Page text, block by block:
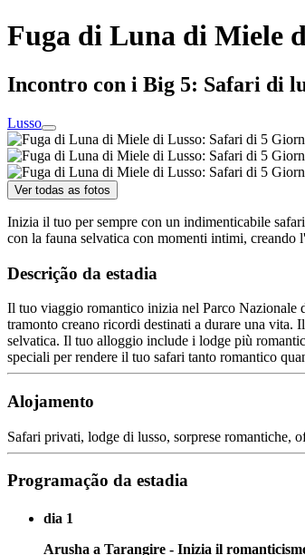
Fuga di Luna di Miele
Incontro con i Big 5: Safari di
Lusso
Ver todas as fotos
Inizia il tuo per sempre con un indimenticabile
con la fauna selvatica con momenti intimi,
Descrição da estadia
Il tuo viaggio romantico inizia nel Parco Nazionale
tramonto creano ricordi destinati a durare una vita.
selvatica. Il tuo alloggio include i lodge più
speciali per rendere il tuo safari tanto romantico
Alojamento
Safari privati, lodge di lusso, sorprese romantiche,
Programação da estadia
dia 1
Arusha a Tarangire - Inizia il